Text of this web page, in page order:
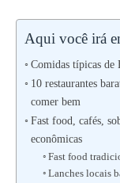
Aqui você irá
Comidas típicas de
10 restaurantes
comer bem
Fast food, cafés,
econômicas
Fast food
Lanches locais